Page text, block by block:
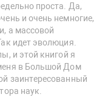
проста. Да,
и очень немногие,
а массовой
идет эволюция.
и этой книгой я
в Большой Дом
заинтересованный
наук.